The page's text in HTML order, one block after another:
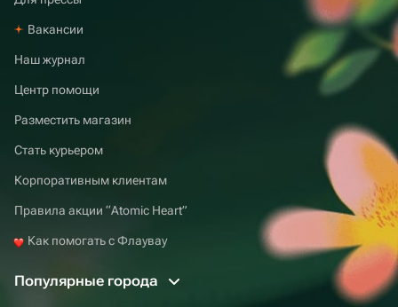
Вакансии
Наш журнал
Центр помощи
Разместить магазин
Стать курьером
Корпоративным клиентам
Правила акции “Atomic Heart”
Как помогать с Флаувау
Популярные города